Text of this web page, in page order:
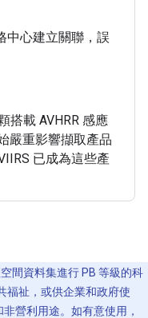
中心建立關聯，誤
搭載 AVHRR 感應
嚴重影響擷取產品
已成為這些產
間資料集進行 PB 等級的科
福祉，或供企業和政府使
營利用途。如有意使用，